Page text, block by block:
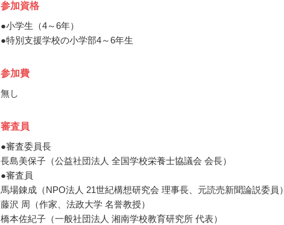
参加資格
●小学生（4～6年）
●特別支援学校の小学部4～6年生
参加費
無し
審査員
●審査委員長
長島美保子（公益社団法人 全国学校栄養士協議会 会長）
●審査員
馬場錬成（NPO法人 21世紀構想研究会 理事長、元読売新聞論説委員）
藤沢 周（作家、法政大学 名誉教授）
橋本佐紀子（一般社団法人 湘南学校教育研究所 代表）